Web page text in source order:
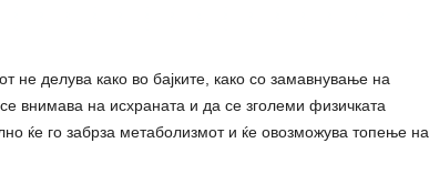
не делува како во бајките, како со замавнување на
внимава на исхраната и да се зголеми физичката
ќе го забрза метаболизмот и ќе овозможува тoпење на